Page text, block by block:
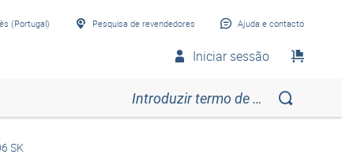
(Portugal) Pesquisa de revendedores Ajuda e contacto
Iniciar sessão
SK